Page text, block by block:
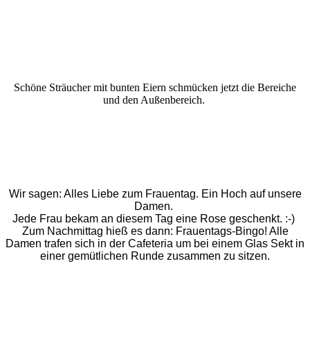
Schöne Sträucher mit bunten Eiern schmücken jetzt die Bereiche
und den Außenbereich.
Wir sagen: Alles Liebe zum Frauentag. Ein Hoch auf unsere
Damen.
Jede Frau bekam an diesem Tag eine Rose geschenkt. :-)
Zum Nachmittag hieß es dann: Frauentags-Bingo! Alle
Damen trafen sich in der Cafeteria um bei einem Glas Sekt in
einer gemütlichen Runde zusammen zu sitzen.